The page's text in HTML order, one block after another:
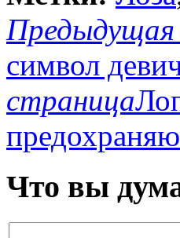
Предыдущая
символ
страница
Что вы